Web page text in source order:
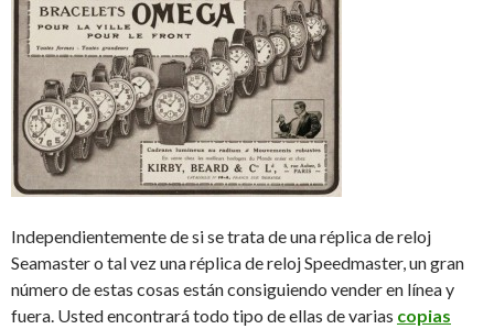
Independientemente de si se trata de una réplica de reloj
Seamaster o tal vez una réplica de reloj Speedmaster, un gran
número de estas cosas están consiguiendo vender en línea y
fuera. Usted encontrará todo tipo de ellas de varias copias